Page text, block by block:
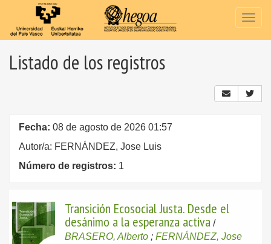
Listado de los registros
Fecha: 08 de agosto de 2026 01:57
Autor/a: FERNÁNDEZ, Jose Luis
Número de registros: 1
Transición Ecosocial Justa. Desde el
desánimo a la esperanza activa /
BRASERO, Alberto ; FERNÁNDEZ, Jose